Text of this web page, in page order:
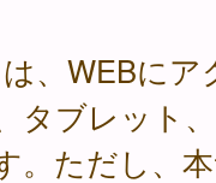
、WEBにア
タブレット
。ただし、